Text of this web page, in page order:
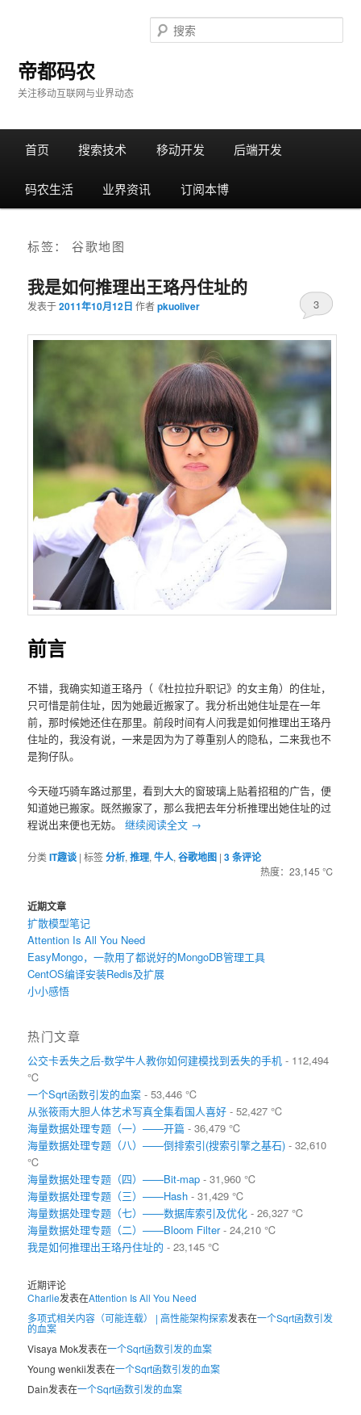
帝都码农
关注移动互联网与业界动态
索
跳
转
文
跳
转
栏
首页 搜索技术 移动开发 后端开发
码农生活 业界资讯 订阅本博
标签： 谷歌地图
我是如何推理出王珞丹住址的
发表于2011年10月12日 作者pkuoliver 3
前言
不错，我确实知道王珞丹（《杜拉拉升职记》的女主角）的住址，
只可惜是前住址，因为她最近搬家了。我分析出她住址是在一年
前，那时候她还住在那里。前段时间有人问我是如何推理出王珞丹
住址的，我没有说，一来是因为为了尊重别人的隐私，二来我也不
是狗仔队。
今天碰巧骑车路过那里，看到大大的窗玻璃上贴着招租的广告，便
知道她已搬家。既然搬家了，那么我把去年分析推理出她住址的过
程说出来便也无妨。继续阅读全文 →
分类IT趣谈 |标签分析,推理,牛人,谷歌地图 |3条评论
热度：23,145 ℃
近期文章
扩散模型笔记
Attention Is All You Need
EasyMongo，一款用了都说好的MongoDB管理工具
CentOS编译安装Redis及扩展
小小感悟
热门文章
公交卡丢失之后-数学牛人教你如何建模找到丢失的手机 - 112,494
℃
一个Sqrt函数引发的血案 - 53,446 ℃
从张筱雨大胆人体艺术写真全集看国人喜好 - 52,427 ℃
海量数据处理专题（一）——开篇 - 36,479 ℃
海量数据处理专题（八）——倒排索引(搜索引擎之基石) - 32,610
℃
海量数据处理专题（四）——Bit-map - 31,960 ℃
海量数据处理专题（三）——Hash - 31,429 ℃
海量数据处理专题（七）——数据库索引及优化 - 26,327 ℃
海量数据处理专题（二）——Bloom Filter- 24,210 ℃
我是如何推理出王珞丹住址的 - 23,145 ℃
近期评论
Charlie发表在Attention Is All You Need
多项式相关内容（可能连载） | 高性能架构探索发表在一个Sqrt函数引发
的血案
Visaya Mok发表在一个Sqrt函数引发的血案
Young wenkii发表在一个Sqrt函数引发的血案
Dain发表在一个Sqrt函数引发的血案